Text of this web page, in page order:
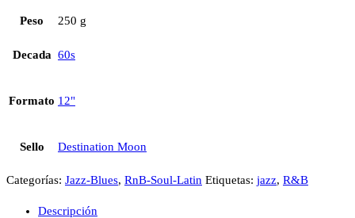
Peso 250 g
Decada 60s
Formato 12"
Sello Destination Moon
Categorías: Jazz-Blues, RnB-Soul-Latin Etiquetas: jazz, R&B
Descripción